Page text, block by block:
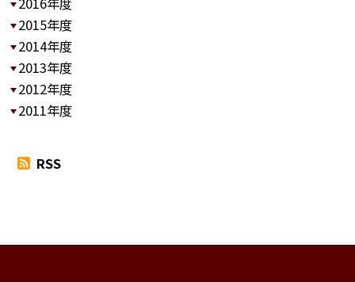
2015年度
2014年度
2013年度
2012年度
2011年度
RSS